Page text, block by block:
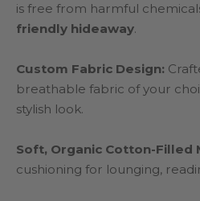
a
US$1,286
is free from harmful
friendly hideaway.
Custom Fabric Design:
breathable fabric of your
stylish look.
Soft, Organic Cotton-Filled
cushioning for lounging,